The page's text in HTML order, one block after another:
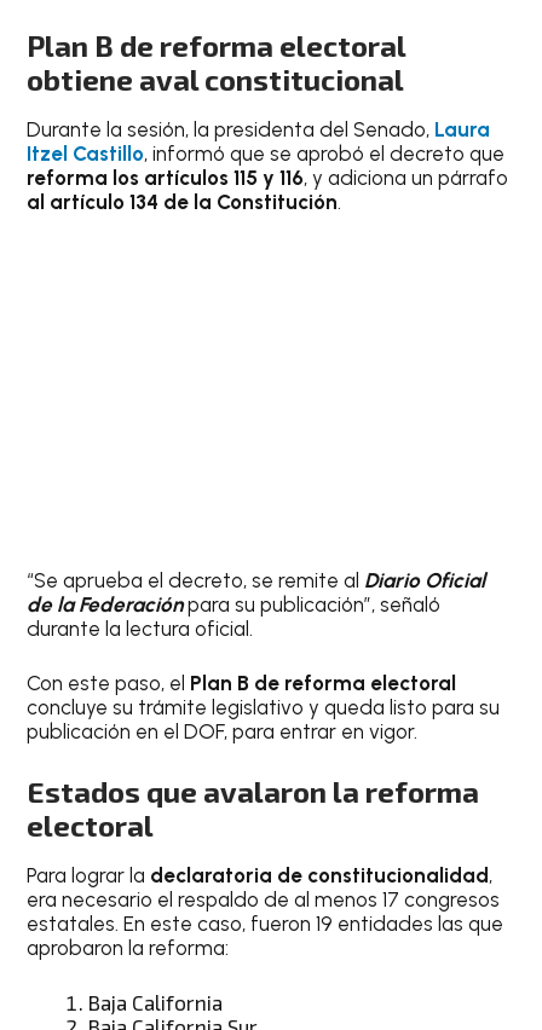
Plan B de reforma electoral
obtiene aval constitucional
Durante la sesión, la presidenta del Senado, Laura
Itzel Castillo, informó que se aprobó el decreto que
reforma los artículos 115 y 116, y adiciona un párrafo
al artículo 134 de la Constitución.
“Se aprueba el decreto, se remite al Diario Oficial
de la Federaciónpara su publicación”, señaló
durante la lectura oficial.
Con este paso, el Plan B de reforma electoral
concluye su trámite legislativo y queda listo para su
publicación en el DOF, para entrar en vigor.
Estados que avalaron la reforma
electoral
Para lograr la declaratoria de constitucionalidad,
era necesario el respaldo de al menos 17 congresos
estatales. En este caso, fueron 19 entidades las que
aprobaron la reforma:
Baja California